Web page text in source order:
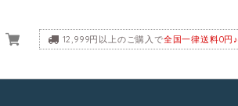
12,999円以上のご購入で全国一律送料0円♪